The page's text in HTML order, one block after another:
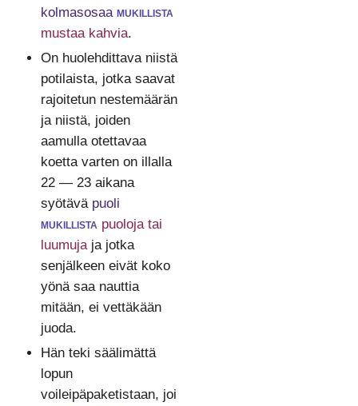
kolmasosaa mukillista
mustaa kahvia.
On huolehdittava niistä
potilaista, jotka saavat
rajoitetun nestemäärän
ja niistä, joiden
aamulla otettavaa
koetta varten on illalla
22 — 23 aikana
syötävä puoli
mukillista puoloja tai
luumujaja jotka
senjälkeen eivät koko
yönä saa nauttia
mitään, ei vettäkään
juoda.
Hän teki säälimättä
lopun
voileipäpaketistaan, joi